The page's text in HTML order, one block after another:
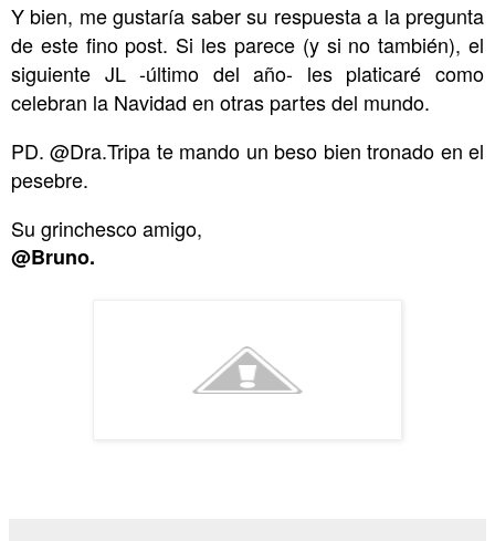
Y bien, me gustaría saber su respuesta a la pregunta
de este fino post. Si les parece (y si no también), el
siguiente JL -último del año- les platicaré como
celebran la Navidad en otras partes del mundo.
PD. @Dra.Tripa te mando un beso bien tronado en el
pesebre.
Su grinchesco amigo,
@Bruno.